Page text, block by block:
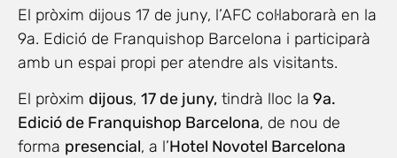
El pròxim dijous 17 de juny, l’AFC col·laborarà en la
9a. Edició de Franquishop Barcelona i participarà
amb un espai propi per atendre als visitants.
El pròxim dijous, 17 de juny, tindrà lloc la 9a.
Edició de Franquishop Barcelona, de nou de
forma presencial, a l’Hotel Novotel Barcelona